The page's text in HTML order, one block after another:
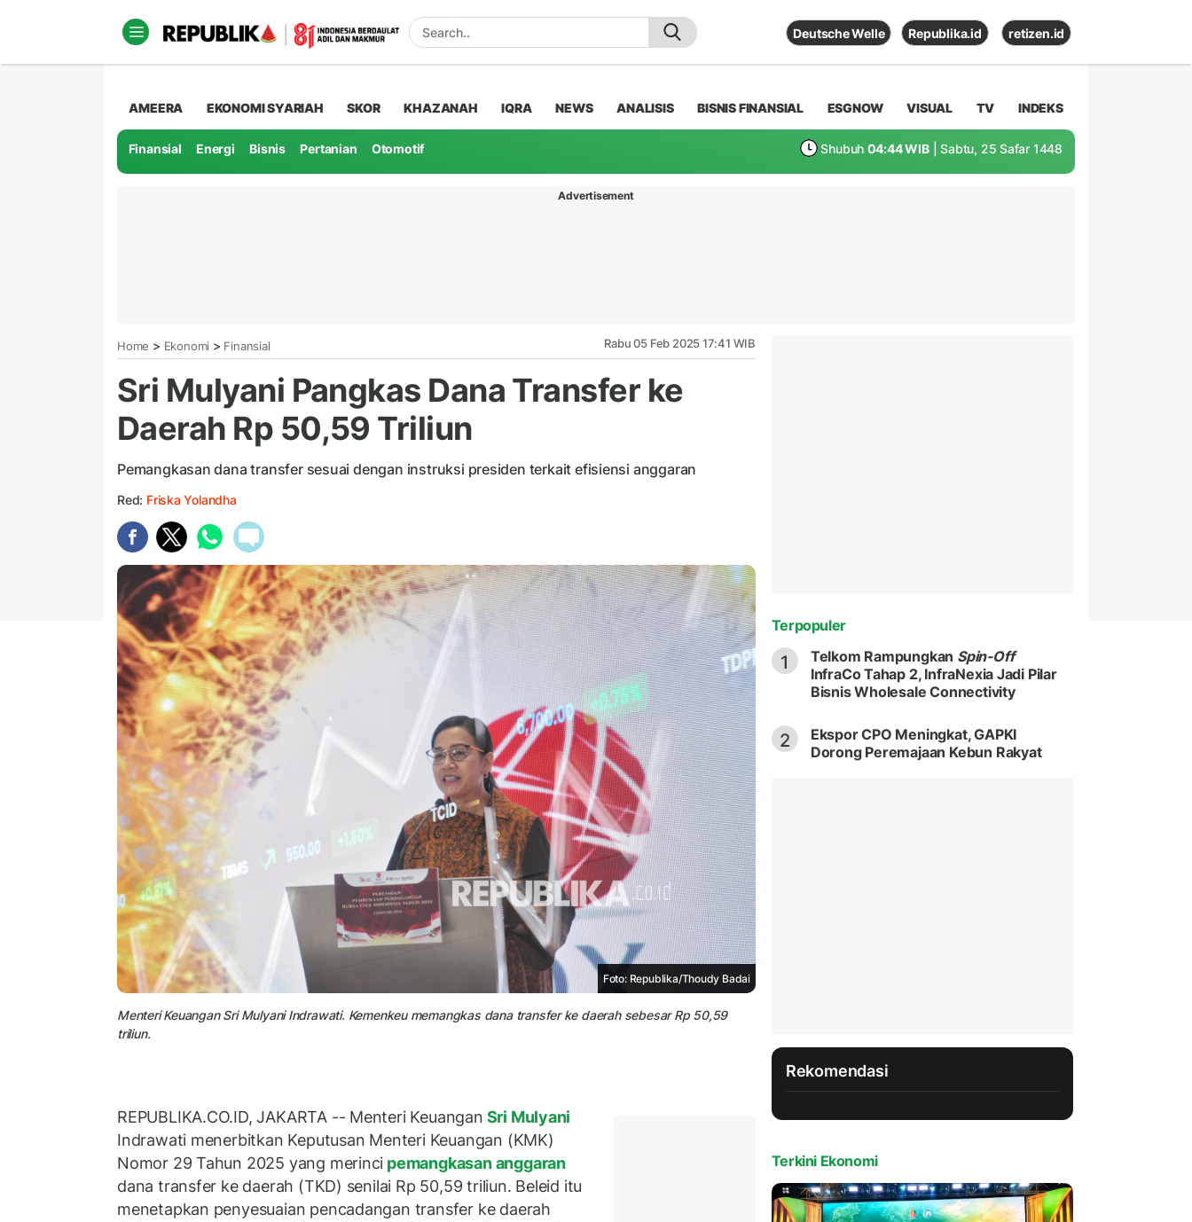
Deutsche Welle Republika.id retizen.id
AMEERA EKONOMI SYARIAH SKOR KHAZANAH IQRA NEWS ANALISIS BISNIS FINANSIAL ESGNOW VISUAL TV INDEKS
Finansial Energi Bisnis Pertanian Otomotif Shubuh 04:44 WIB | Sabtu, 25 Safar 1448
Advertisement
Home > Ekonomi > Finansial Rabu 05 Feb 2025 17:41 WIB
Sri Mulyani Pangkas Dana Transfer ke
Daerah Rp 50,59 Triliun
Pemangkasan dana transfer sesuai dengan instruksi presiden terkait efisiensi anggaran
Red: Friska Yolandha
Foto: Republika/Thoudy Badai
Menteri Keuangan Sri Mulyani Indrawati. Kemenkeu memangkas dana transfer ke daerah sebesar Rp 50,59
triliun.
REPUBLIKA.CO.ID, JAKARTA -- Menteri Keuangan Sri Mulyani
Indrawati menerbitkan Keputusan Menteri Keuangan (KMK)
Nomor 29 Tahun 2025 yang merinci pemangkasan anggaran
dana transfer ke daerah (TKD) senilai Rp 50,59 triliun. Beleid itu
menetapkan penyesuaian pencadangan transfer ke daerah
Terpopuler
1 Telkom Rampungkan Spin-Off
InfraCo Tahap 2, InfraNexia Jadi Pilar
Bisnis Wholesale Connectivity
2
Ekspor CPO Meningkat, GAPKI
Dorong Peremajaan Kebun Rakyat
Rekomendasi
Terkini Ekonomi